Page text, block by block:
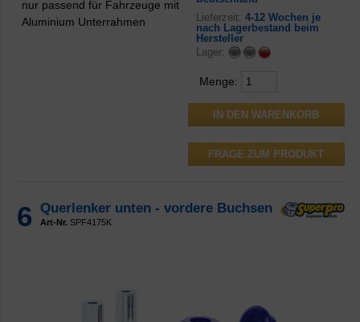
Lieferzeit: 4-12 Wochen je
nach Lagerbestand beim
Hersteller
Lager:
Menge:
FRAGE ZUM PRODUKT
nur passend für Fahrzeuge mit
Aluminium Unterrahmen
6 Querlenker unten - vordere Buchsen
Art-Nr. SPF4175K